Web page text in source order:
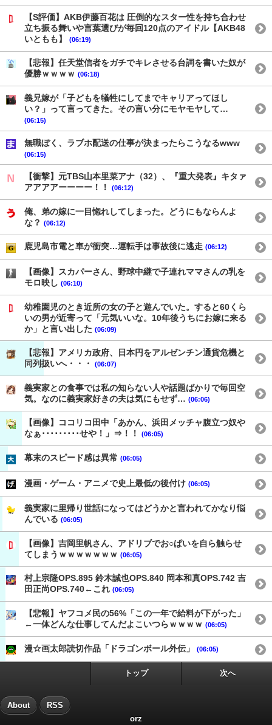
【S評価】AKB伊藤百花は 圧倒的なスター性を持ち合わせ
立ち振る舞いや言葉選びが毎回120点のアイドル【AKB48
いともも】
(06:19)
【悲報】任天堂信者をガチでキレさせる台詞を書いた奴が
優勝ｗｗｗｗ (06:18)
義兄嫁が「子どもを犠牲にしてまでキャリアってほし
い？」って言ってきた。その言い分にモヤモヤして…
(06:15)
無職ぼく、ラブホ配送の仕事が決まったらこうなるwww
(06:15)
【衝撃】元TBS山本里菜アナ（32）、『重大発表』キタァ
アアアアーーーー！！
(06:12)
俺、弟の嫁に一目惚れしてしまった。どうにもならんよ
な？ (06:12)
鹿児島市電と車が衝突…運転手は事故後に逃走 (06:12)
【画像】スカパーさん、野球中継で子連れママさんの乳を
モロ映し (06:10)
幼稚園児のとき近所の女の子と遊んでいた。すると60くら
いの男が近寄って「元気いいな。10年後うちにお嫁に来る
か」と言い出した (06:09)
【悲報】アメリカ政府、日本円をアルゼンチン通貨危機と
同列扱いへ・・・
(06:07)
義実家との食事では私の知らない人や話題ばかりで毎回空
気。なのに義実家好きの夫は気にもせず… (06:06)
【画像】ココリコ田中「あかん、浜田メッチャ腹立つ奴や
なぁ･････････せや！」⇒！！
(06:05)
幕末のスピード感は異常 (06:05)
漫画・ゲーム・アニメで史上最低の後付け (06:05)
義実家に里帰り世話になってはどうかと言われてかなり悩
んでいる (06:05)
【画像】吉岡里帆さん、アドリブでお○ぱいを自ら触らせ
てしまうｗｗｗｗｗｗｗ (06:05)
村上宗隆OPS.895 鈴木誠也OPS.840 岡本和真OPS.742 吉
田正尚OPS.740←これ (06:05)
【悲報】ヤフコメ民の56%「この一年で給料が下がった」
←一体どんな仕事してんだよこいつらｗｗｗｗ (06:05)
漫☆画太郎読切作品「ドラゴンボール外伝」 (06:05)
トップ 次へ
About RSS
orz